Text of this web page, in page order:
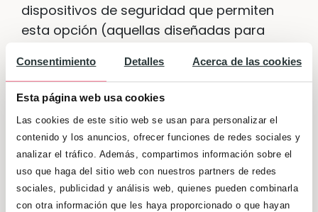
Consentimiento Detalles Acerca de las cookies
Esta página web usa cookies
Las cookies de este sitio web se usan para personalizar el
contenido y los anuncios, ofrecer funciones de redes sociales y
analizar el tráfico. Además, compartimos información sobre el
uso que haga del sitio web con nuestros partners de redes
sociales, publicidad y análisis web, quienes pueden combinarla
con otra información que les haya proporcionado o que hayan
dispositivos de seguridad que permiten
esta opción (aquellas diseñadas para
edad) ofrecen una mayor protección si se
produce una colisión frontal. Asimismo, es
necesario verificar que el vehículo admite
los mecanismos de anclaje Isofix, que fijan
la silla infantil a los asientos mediante tres
anclajes.